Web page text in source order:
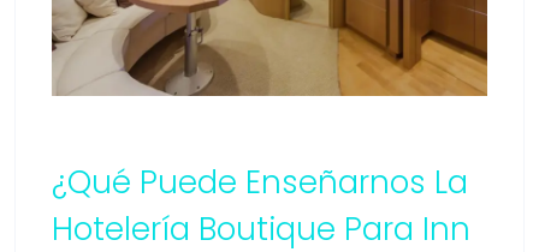
¿Qué Puede Enseñarnos La
Hotelería Boutique Para Inn